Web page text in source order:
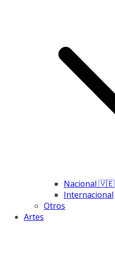
Nacional 🇻🇪
Internacional
Otros
Artes